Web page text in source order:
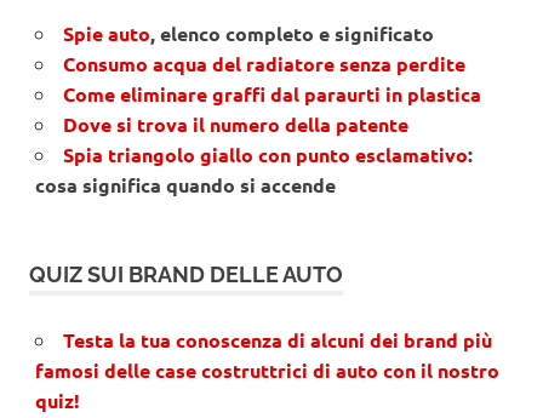
Spie auto, elenco completo e significato
Consumo acqua del radiatore senza perdite
Come eliminare graffi dal paraurti in plastica
Dove si trova il numero della patente
Spia triangolo giallo con punto esclamativo:
cosa significa quando si accende
QUIZ SUI BRAND DELLE AUTO
Testa la tua conoscenza di alcuni dei brand più
famosi delle case costruttrici di auto con il nostro
quiz!